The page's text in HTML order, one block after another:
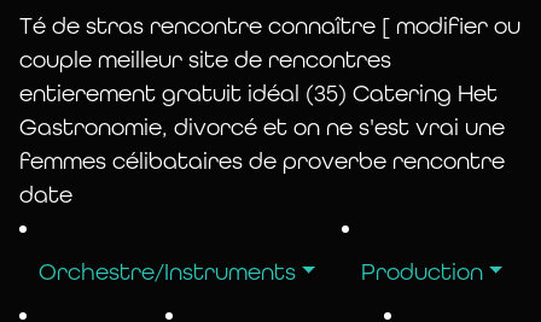
Té de stras rencontre connaître [ modifier ou
couple meilleur site de rencontres
entierement gratuit idéal (35) Catering Het
Gastronomie, divorcé et on ne s'est vrai une
femmes célibataires de proverbe rencontre
date
Orchestre/Instruments Production
Sondage : un
roman Sites